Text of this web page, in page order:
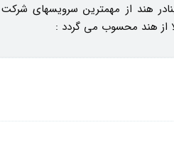
هند از مهمترین سرویسهای شرکت
از هند محسوب می گردد :